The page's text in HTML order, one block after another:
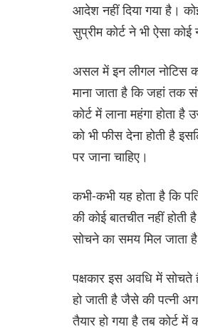
आदेश नहीं दिया गया है।
सुप्रीम कोर्ट ने भी ऐसा
असल में इन लीगल नोटिस
माना जाता है कि जहां तक
कोर्ट में लाना महंगा होता
को भी फीस देना होती है
पर जाना चाहिए।
कभी-कभी यह होता है कि
की कोई बातचीत नहीं
सोचने का समय मिल जाता
पक्षकार इस अवधि में
हो जाती है जैसे की पत्नी
तैयार हो गया है तब कोर्ट